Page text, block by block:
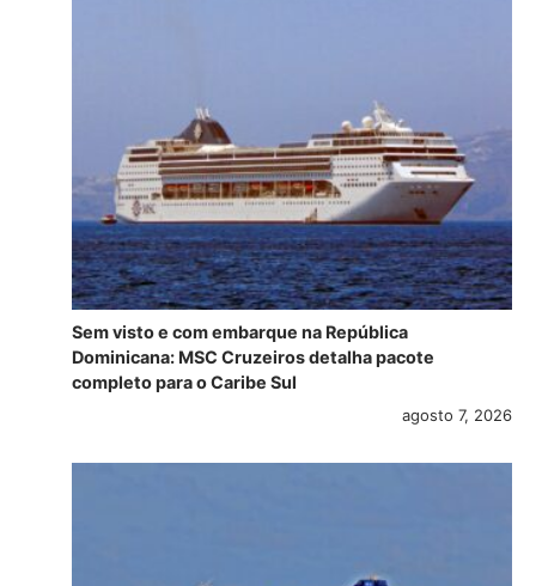
Sem visto e com embarque na República
Dominicana: MSC Cruzeiros detalha pacote
completo para o Caribe Sul
agosto 7, 2026